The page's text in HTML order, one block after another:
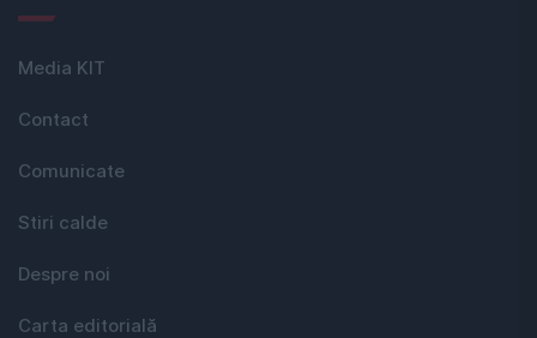
Media KIT
Contact
Comunicate
Stiri calde
Despre noi
Carta editorială